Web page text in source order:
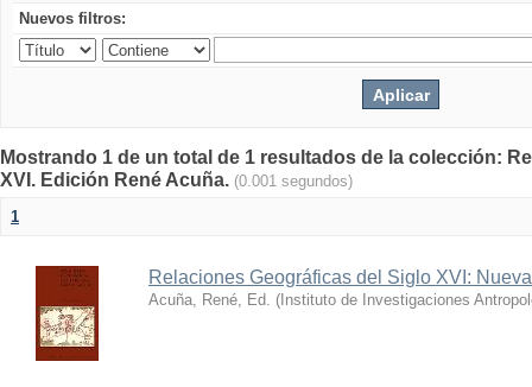
Nuevos filtros:
Mostrando 1 de un total de 1 resultados de la colección:
XVI. Edición René Acuña. (0.001 segundos)
1
Relaciones Geográficas del Siglo XVI:
Acuña, René, Ed. ( Instituto de Investigaciones